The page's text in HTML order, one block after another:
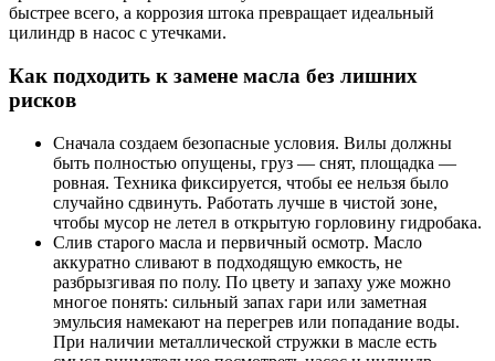
быстрее всего, а коррозия штока превращает идеальный
цилиндр в насос с утечками.
Как подходить к замене масла без лишних
рисков
Сначала создаем безопасные условия. Вилы должны
быть полностью опущены, груз — снят, площадка —
ровная. Техника фиксируется, чтобы ее нельзя было
случайно сдвинуть. Работать лучше в чистой зоне,
чтобы мусор не летел в открытую горловину гидробака.
Слив старого масла и первичный осмотр. Масло
аккуратно сливают в подходящую емкость, не
разбрызгивая по полу. По цвету и запаху уже можно
многое понять: сильный запах гари или заметная
эмульсия намекают на перегрев или попадание воды.
При наличии металлической стружки в масле есть